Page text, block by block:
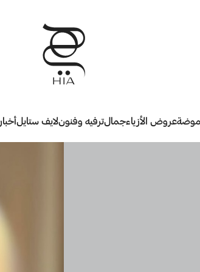
موضةعروض الأزياءجمالترفيه وفنونلايف ستايلأخبار